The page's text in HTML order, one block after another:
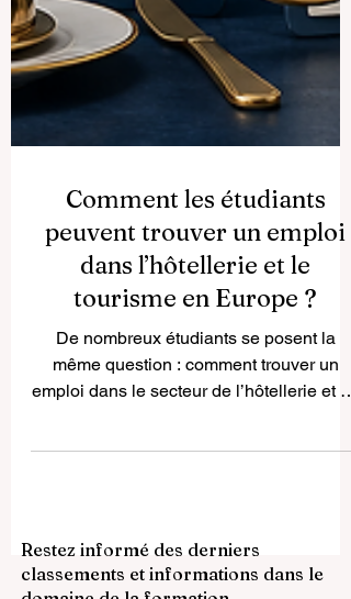
Comment les étudiants
peuvent trouver un emploi
dans l’hôtellerie et le
tourisme en Europe ?
De nombreux étudiants se posent la
emploi dans le secteur de l’hôtellerie et du
acquérir de l’expérience, améliorer ses
langues, découvrir de nouvelles cultures